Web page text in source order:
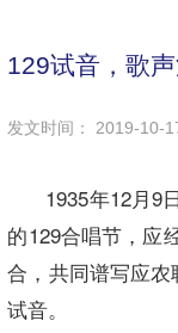
129试音，歌
发文时间： 2019-10-
1935年12月9
的129合唱节，应
合，共同谱写应
试音。